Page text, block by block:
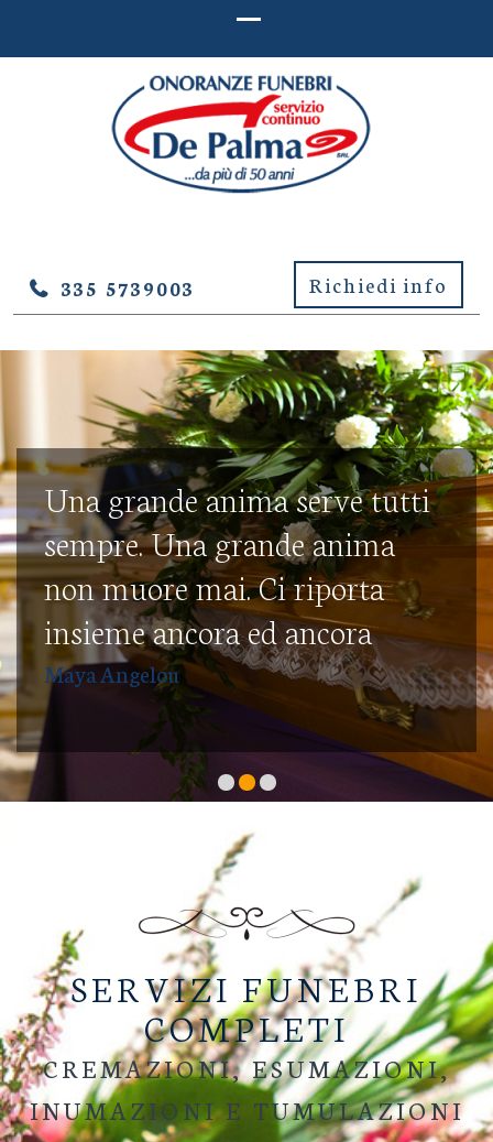
PALMA – LUCERA (FOGGIA)
Richiedi info
335 5739003
Una grande anima serve tutti
sempre. Una grande anima
non muore mai. Ci riporta
insieme ancora ed ancora
Maya Angelou
SERVIZI FUNEBRI
COMPLETI
CREMAZIONI, ESUMAZIONI,
INUMAZIONI E TUMULAZIONI